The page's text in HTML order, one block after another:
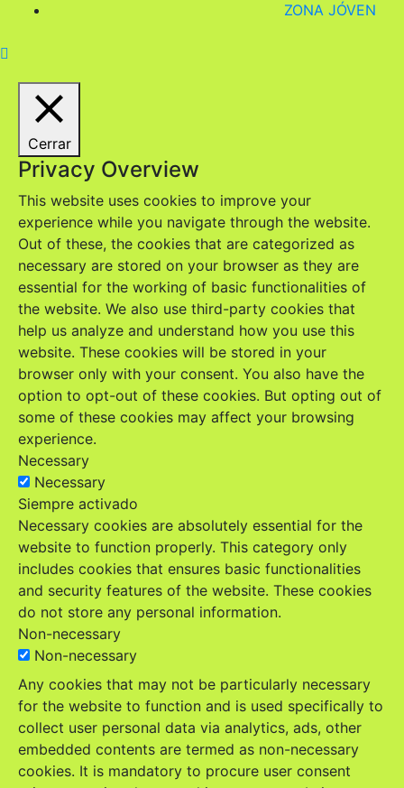
ZONA JÓVEN
Cerrar
Privacy Overview
This website uses cookies to improve your
experience while you navigate through the website.
Out of these, the cookies that are categorized as
necessary are stored on your browser as they are
essential for the working of basic functionalities of
the website. We also use third-party cookies that
help us analyze and understand how you use this
website. These cookies will be stored in your
browser only with your consent. You also have the
option to opt-out of these cookies. But opting out of
some of these cookies may affect your browsing
experience.
Necessary
Necessary
Siempre activado
Necessary cookies are absolutely essential for the
website to function properly. This category only
includes cookies that ensures basic functionalities
and security features of the website. These cookies
do not store any personal information.
Non-necessary
Non-necessary
Any cookies that may not be particularly necessary
for the website to function and is used specifically to
collect user personal data via analytics, ads, other
embedded contents are termed as non-necessary
cookies. It is mandatory to procure user consent